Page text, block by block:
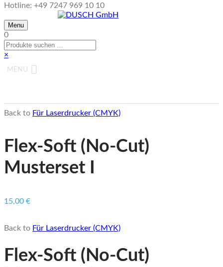
Hotline: +49 7247 969 10 10
Menu
0
×
MENU
Back to Für Laserdrucker (CMYK)
Flex-Soft (No-Cut)
Musterset I
15,00 €
Back to Für Laserdrucker (CMYK)
Flex-Soft (No-Cut)